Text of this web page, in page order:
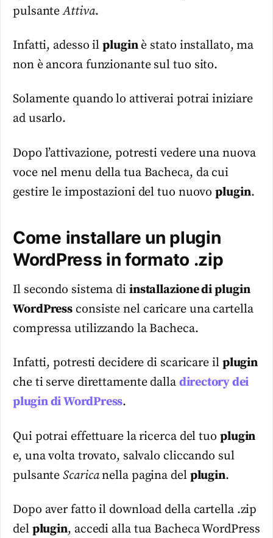
pulsanteAttiva.
Infatti, adesso ilpluginè stato installato, ma
non è ancora funzionante sul tuo sito.
Solamente quando lo attiverai potrai iniziare
ad usarlo.
Dopo l’attivazione, potresti vedere una nuova
voce nel menu della tua Bacheca, da cui
gestire le impostazioni del tuo nuovoplugin.
Come installare un plugin
WordPress in formato .zip
Il secondo sistema di installazione di plugin
WordPress consiste nel caricare una cartella
compressa utilizzando la Bacheca.
Infatti, potresti decidere di scaricare il plugin
che ti serve direttamente dalla directory dei
plugin di WordPress.
Qui potrai effettuare la ricerca del tuo plugin
e, una volta trovato, salvalo cliccando sul
pulsanteScaricanella pagina del plugin.
Dopo aver fatto il download della cartella .zip
del plugin, accedi alla tua Bacheca WordPress